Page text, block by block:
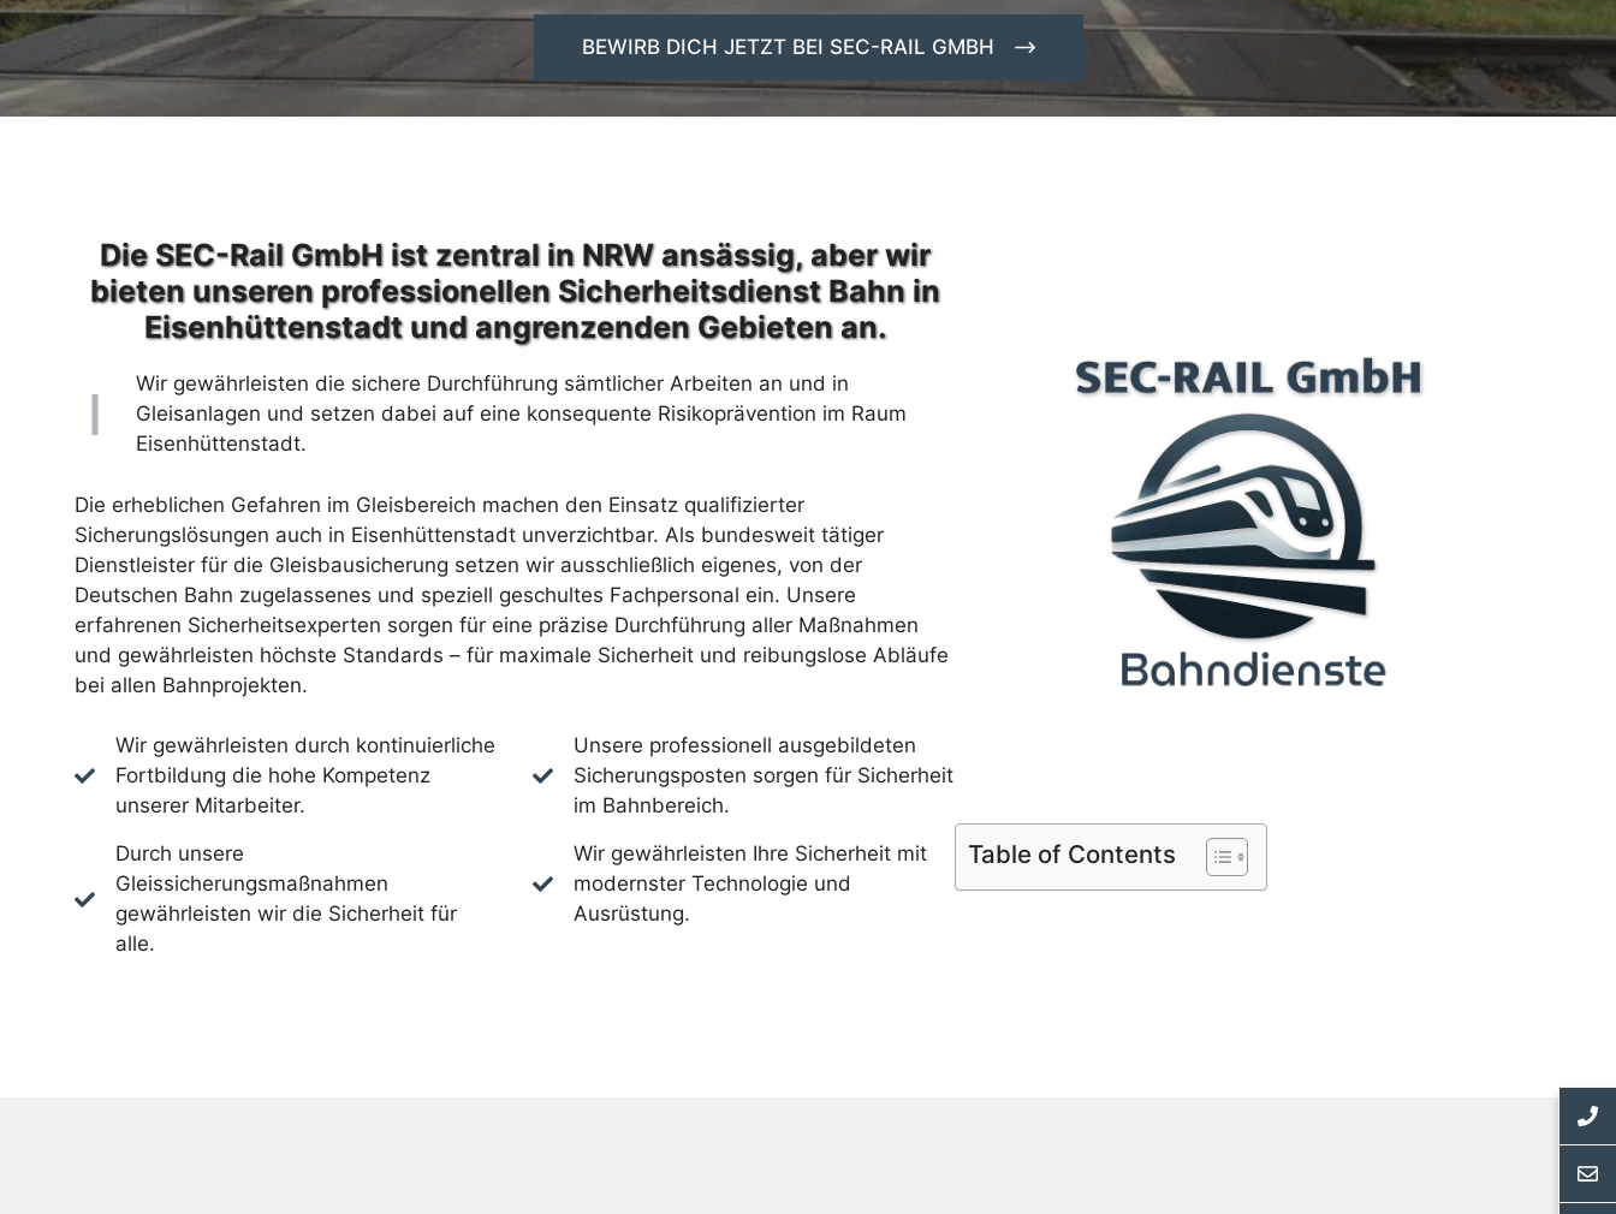
BEWIRB DICH JETZT BEI SEC-RAIL GMBH
Die SEC-Rail GmbH ist zentral in NRW ansässig, aber wir
bieten unseren professionellen Sicherheitsdienst Bahn in
Eisenhüttenstadt und angrenzenden Gebieten an.
Wir gewährleisten die sichere Durchführung sämtlicher Arbeiten an und in
Gleisanlagen und setzen dabei auf eine konsequente Risikoprävention im Raum
Eisenhüttenstadt.
Die erheblichen Gefahren im Gleisbereich machen den Einsatz qualifizierter
Sicherungslösungen auch in Eisenhüttenstadt unverzichtbar. Als bundesweit tätiger
Dienstleister für die Gleisbausicherung setzen wir ausschließlich eigenes, von der
Deutschen Bahn zugelassenes und speziell geschultes Fachpersonal ein. Unsere
erfahrenen Sicherheitsexperten sorgen für eine präzise Durchführung aller Maßnahmen
und gewährleisten höchste Standards – für maximale Sicherheit und reibungslose Abläufe
bei allen Bahnprojekten.
Wir gewährleisten durch kontinuierliche
Fortbildung die hohe Kompetenz
unserer Mitarbeiter.
Durch unsere
Gleissicherungsmaßnahmen
gewährleisten wir die Sicherheit für
alle.
Unsere professionell ausgebildeten
Sicherungsposten sorgen für Sicherheit
im Bahnbereich.
Wir gewährleisten Ihre Sicherheit mit
modernster Technologie und
Ausrüstung.
Table of Contents